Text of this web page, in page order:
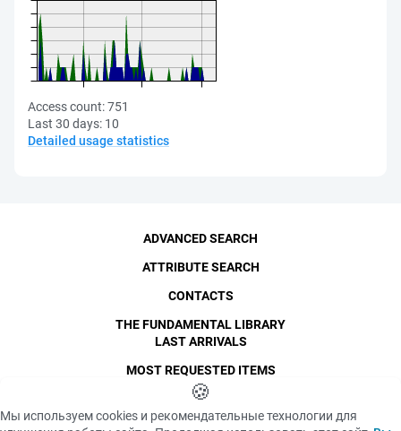
Access count:751
Last 30 days: 10
Detailed usage statistics
SPbPU, 1996-2026
Copyright and Personal Data
The photographs are
ADVANCED SEARCH
ATTRIBUTE SEARCH
CONTACTS
THE FUNDAMENTAL LIBRARY
LAST ARRIVALS
MOST REQUESTED ITEMS
🍪
Мы используем cookies и рекомендательные технологии для